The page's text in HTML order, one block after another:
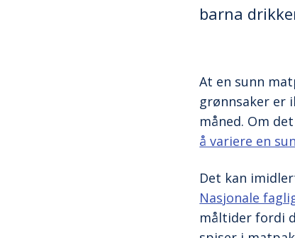
barna
At en sunn
grønnsaker er
måned. Om
å variere en
Det kan
Nasjonale
måltider fordi